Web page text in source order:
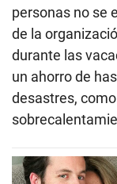
personas no se
de la
durante las
un ahorro de
desastres,